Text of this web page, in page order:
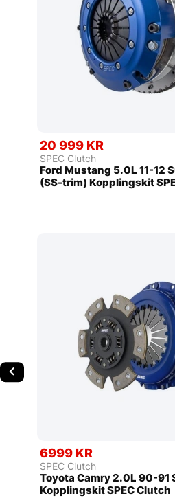
20 999 KR
SPEC Clutch
Ford Mustang 5.0L 11-12
(SS-trim) Kopplingskit
6999 KR
SPEC Clutch
Toyota Camry 2.0L 90-91
Kopplingskit SPEC Clutch